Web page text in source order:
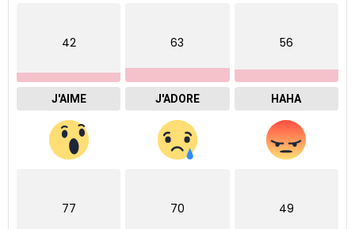
42
J'AIME
63
J'ADORE
56
HAHA
77 70 49